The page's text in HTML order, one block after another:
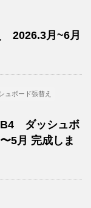
2026.3月~6月
ュボード張替え
B4 ダッシュボ
5月 完成しま